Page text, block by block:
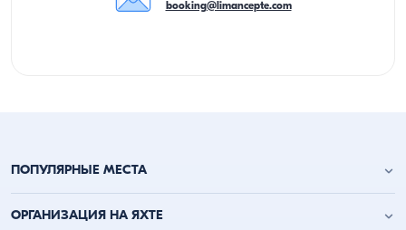
booking@limancepte.com
ПОПУЛЯРНЫЕ МЕСТА
Анталья аренда яхт
ОРГАНИЗАЦИЯ НА ЯХТЕ